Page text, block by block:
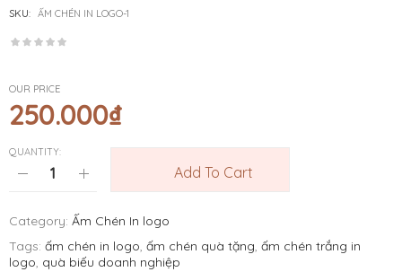
SKU: ẤM CHÉN IN LOGO-1
OUR PRICE
250.000₫
QUANTITY:
Add To Cart
Category: Ấm Chén In logo
Tags: ấm chén in logo, ấm chén quà tặng, ấm chén trắng in
logo, quà biếu doanh nghiệp